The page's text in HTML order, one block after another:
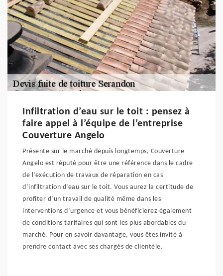
Infiltration d’eau sur le toit : pensez à
faire appel à l’équipe de l’entreprise
Couverture Angelo
Présente sur le marché depuis longtemps, Couverture
Angelo est réputé pour être une référence dans le cadre
de l’exécution de travaux de réparation en cas
d’infiltration d’eau sur le toit. Vous aurez la certitude de
profiter d’un travail de qualité même dans les
interventions d’urgence et vous bénéficierez également
de conditions tarifaires qui sont les plus abordables du
marché. Pour en savoir davantage, vous êtes invité à
prendre contact avec ses chargés de clientèle.